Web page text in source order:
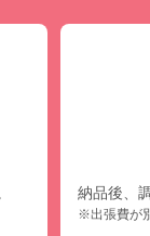
納品後、
※出張費が